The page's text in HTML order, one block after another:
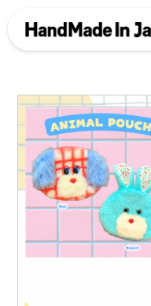
Photo
EN 中文